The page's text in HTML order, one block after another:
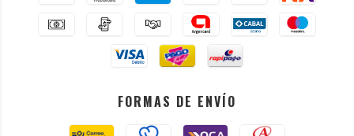
FORMAS DE ENVÍO